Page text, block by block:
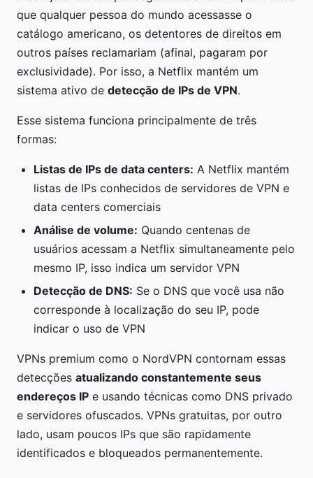
que qualquer pessoa do mundo acessasse o
catálogo americano, os detentores de direitos em
outros países reclamariam (afinal, pagaram por
exclusividade). Por isso, a Netflix mantém um
sistema ativo de detecção de IPs de VPN.
Esse sistema funciona principalmente de três
formas:
Listas de IPs de data centers: A Netflix mantém
listas de IPs conhecidos de servidores de VPN e
data centers comerciais
Análise de volume: Quando centenas de
usuários acessam a Netflix simultaneamente pelo
mesmo IP, isso indica um servidor VPN
Detecção de DNS: Se o DNS que você usa não
corresponde à localização do seu IP, pode
indicar o uso de VPN
VPNs premium como o NordVPN contornam essas
detecções atualizando constantemente seus
endereços IP e usando técnicas como DNS privado
e servidores ofuscados. VPNs gratuitas, por outro
lado, usam poucos IPs que são rapidamente
identificados e bloqueados permanentemente.